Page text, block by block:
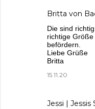
Britta von
Die sind
richtige
befördern.
Liebe Grüße
Britta
15.11.20
Jessi |